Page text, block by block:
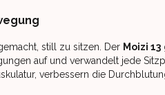
still zu sitzen. Der Moizi 13
auf und verwandelt jede
verbessern die